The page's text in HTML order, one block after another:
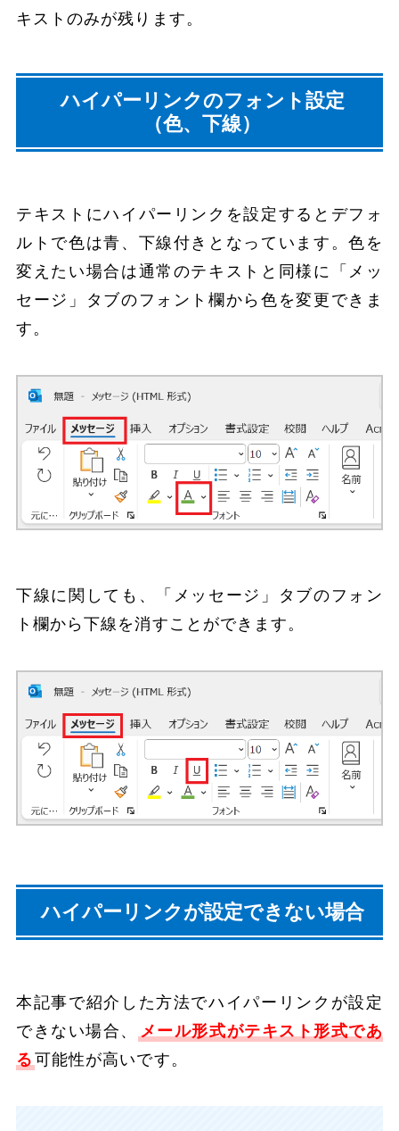
キストのみが残ります。
ハイパーリンクのフォント設定
（色、下線）
テキストにハイパーリンクを設定するとデフォ
ルトで色は青、下線付きとなっています。色を
変えたい場合は通常のテキストと同様に「メッ
セージ」タブのフォント欄から色を変更できま
す。
下線に関しても、「メッセージ」タブのフォン
ト欄から下線を消すことができます。
ハイパーリンクが設定できない場合
本記事で紹介した方法でハイパーリンクが設定
できない場合、
メール形式がテキスト形式であ
る 可能性が高いです。